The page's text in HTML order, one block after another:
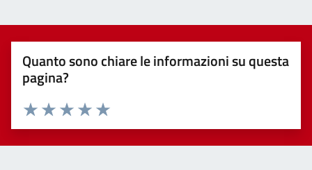
Quanto sono chiare le informazioni su questa
pagina?
Valuta 5 stelle su 5
Valuta 4 stelle su 5
Valuta 3 stelle su 5
Valuta 2 stelle su 5
Valuta 1 stelle su 5